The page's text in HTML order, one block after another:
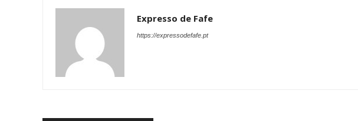
Expresso de Fafe
https://expressodefafe.pt